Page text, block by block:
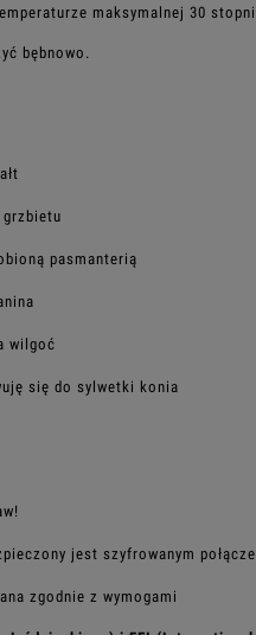
maksymalnej 30
bębnowo.
pasmanterią
wilgoć
się do sylwetki konia
jest szyfrowanym
zgodnie z wymogami